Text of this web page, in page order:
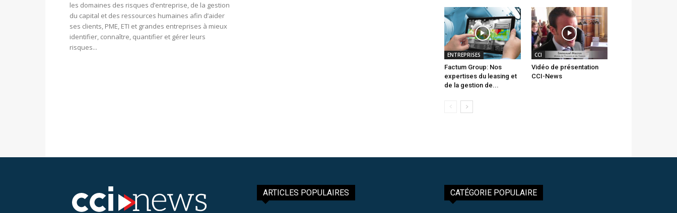
les domaines des risques d’entreprise, de la gestion
du capital et des ressources humaines afin d’aider
ses clients, PME, ETI et grandes entreprises à mieux
identifier, connaître, quantifier et gérer leurs
risques...
ENTREPRISES
Factum Group: Nos
expertises du leasing et
de la gestion de...
CCI
Vidéo de présentation
CCI-News
ARTICLES POPULAIRES CATÉGORIE POPULAIRE